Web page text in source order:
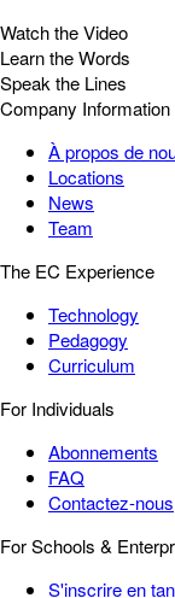
Watch the Video
Learn the Words
Speak the Lines
Company Information
À propos de
Locations
News
Team
The EC Experience
Technology
Pedagogy
Curriculum
For Individuals
Abonnements
FAQ
Contactez-nous
For Schools &
S'inscrire en